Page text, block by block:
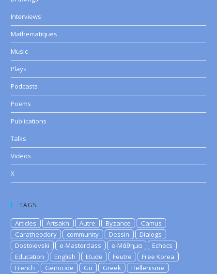
Interviews
Mathematiques
Music
Plays
Podcasts
Poems
Publications
Talks
Videos
X
TAGS
Articles Artsakh Autre Byzance
Camus
Caratheodory
community Dessin
Dialogs
Dostoievski
e-Masterclass e-Μάθημα
Echecs
Education
English Etude Feutre
Free Korea
French
Genocide Go Greek
Hellenisme